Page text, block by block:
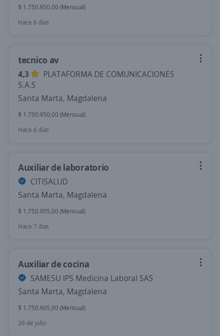
$ 1.750.950,00 (Mensual)
Hace 6 días
tecnico av
4,3
PLATAFORMA DE COMUNICACIONES
S.A.S
Santa Marta, Magdalena
$ 1.750.950,00 (Mensual)
Hace 6 días
Auxiliar de laboratorio
CITISALUD
Santa Marta, Magdalena
$ 1.750.905,00 (Mensual)
Hace 7 días
Auxiliar de cocina
SAMESU IPS Medicina Laboral SAS
Santa Marta, Magdalena
$ 1.750.905,00 (Mensual)
26 de julio